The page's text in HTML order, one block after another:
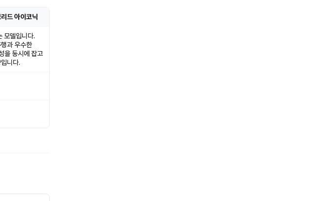
드 아이코닉
모델입니다.
과 우수한
을 동시에 잡고
니다.